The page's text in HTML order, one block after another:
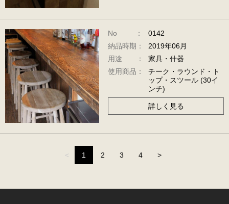
No ：
0142
納品時期：
2019年06月
用途 ：
家具・什器
使用商品：
チーク・ラウンド・ト
ップ・スツール (30イ
ンチ)
詳しく見る
< 1
の
ー
2 3 4 >